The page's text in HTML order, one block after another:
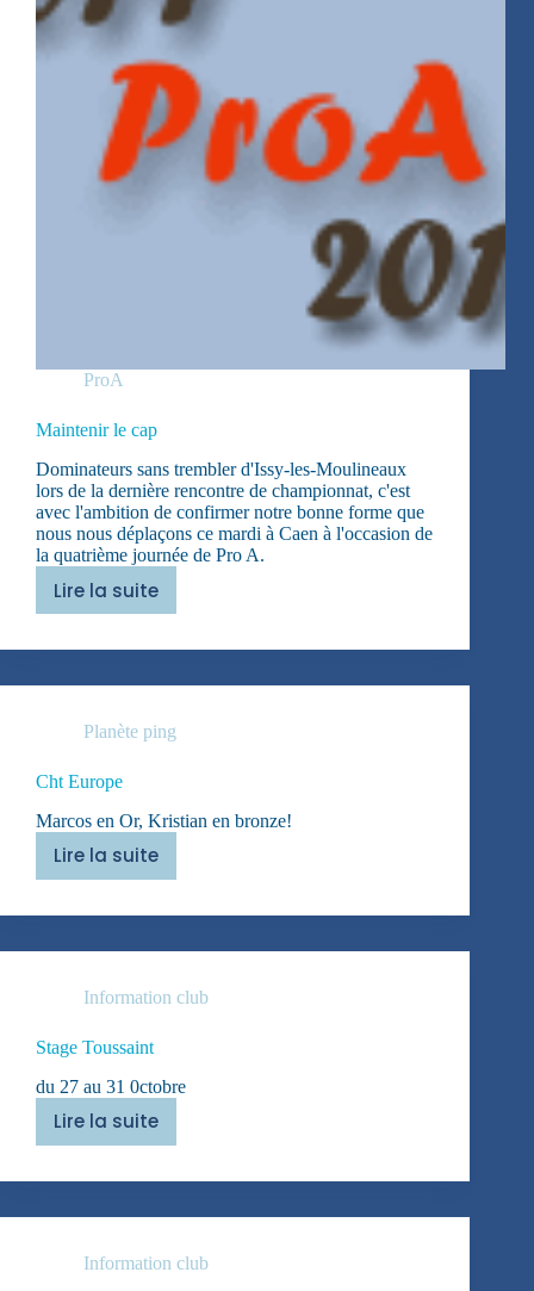
ProA
Maintenir le cap
Dominateurs sans trembler d'Issy-les-Moulineaux
lors de la dernière rencontre de championnat, c'est
avec l'ambition de confirmer notre bonne forme que
nous nous déplaçons ce mardi à Caen à l'occasion de
la quatrième journée de Pro A.
Lire la suite
Maintenir
cap
Planète ping
Cht Europe
Marcos en Or, Kristian en bronze!
Lire la suite
Cht
Information club
Stage Toussaint
du 27 au 31 0ctobre
Lire la suite
Stage
Information club